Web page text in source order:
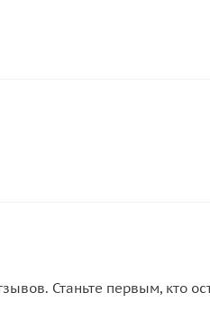
Станьте первым, кто